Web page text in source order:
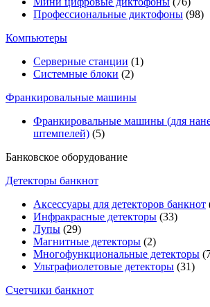
Профессиональные диктофоны (98)
Компьютеры
Серверные станции (1)
Системные блоки (2)
Франкировальные машины
Франкировальные машины (для
штемпелей) (5)
Банковское оборудование
Детекторы банкнот
Аксессуары для детекторов банкнот
Инфракрасные детекторы (33)
Лупы (29)
Магнитные детекторы (2)
Многофункциональные детекторы
Ультрафиолетовые детекторы (31)
Счетчики банкнот